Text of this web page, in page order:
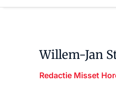
Willem-Jan
Redactie Misset